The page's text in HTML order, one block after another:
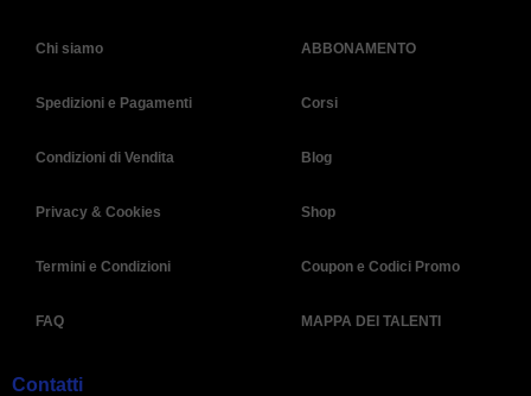
Chi siamo
Spedizioni e Pagamenti
Condizioni di Vendita
Privacy & Cookies
Termini e Condizioni
FAQ
ABBONAMENTO
Corsi
Blog
Shop
Coupon e Codici Promo
MAPPA DEI TALENTI
Contatti